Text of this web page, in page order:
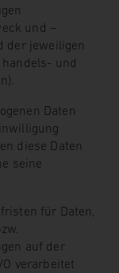
und –
der jeweiligen
und
Daten
diese Daten
seine
für Daten,
auf der
verarbeitet